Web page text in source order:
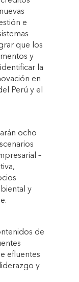
e
que los
y
la
en
Perú y el
ocho
–
y
de
efluentes
y